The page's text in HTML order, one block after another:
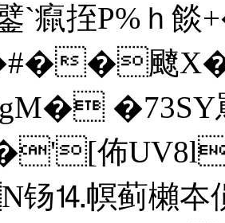
鐾`癙挃P%ｈ
�飉X�,u
gM� �73SY
佈 UV8lF/
钖⒕幎蓟櫴夲